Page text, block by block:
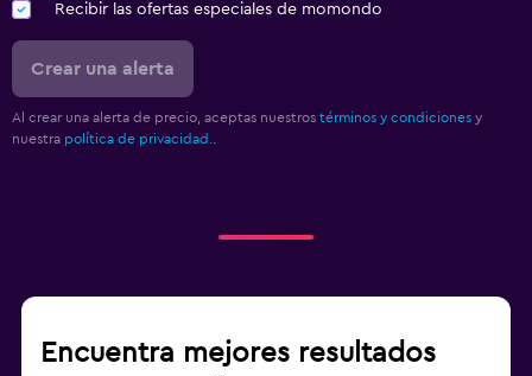
Recibir las ofertas especiales de momondo
Crear una alerta
Al crear una alerta de precio, aceptas nuestros términos y condiciones y
nuestra política de privacidad..
Encuentra mejores resultados